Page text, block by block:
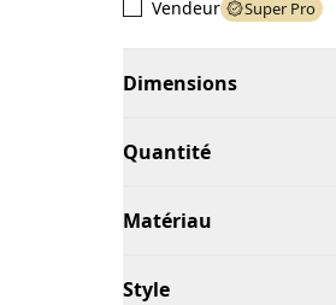
Vendeur
Super Pro
Dimensions
Quantité
Matériau
Style